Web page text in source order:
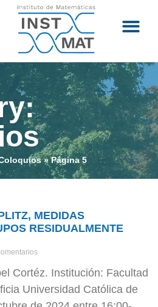
»Página 5
MEDIDAS
RESIDUALMENTE
Cortéz. Institución: Facultad
Universidad Católica de